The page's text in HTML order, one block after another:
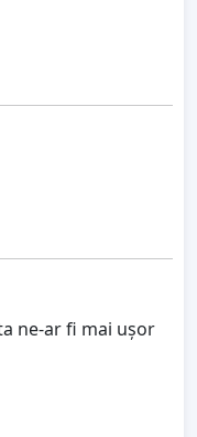
ne-ar fi mai ușor